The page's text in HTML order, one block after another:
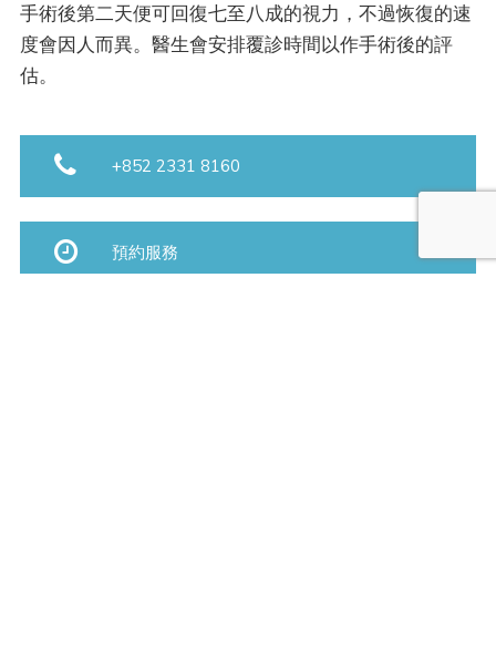
手術後第二天便可回復七至八成的視力，不過恢復的速
度會因人而異。醫生會安排覆診時間以作手術後的評
估。
+852 2331 8160
預約服務